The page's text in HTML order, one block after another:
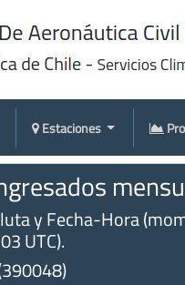
Estaciones
y Fecha-Hora
UTC).